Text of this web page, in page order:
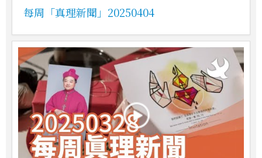
每周「真理新聞」20250404